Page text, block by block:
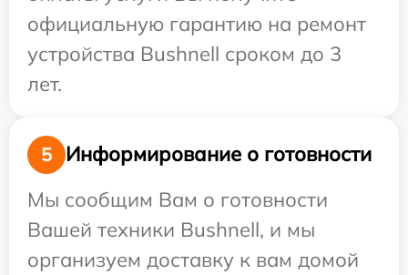
официальную гарантию на ремонт
устройства Bushnell сроком до 3
лет.
5
Информирование о готовности
Мы сообщим Вам о готовности
Вашей техники Bushnell, и мы
организуем доставку к вам домой